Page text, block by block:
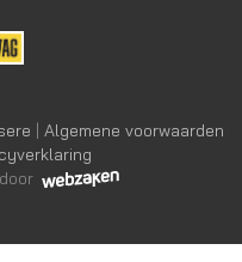
| Algemene voorwaarden